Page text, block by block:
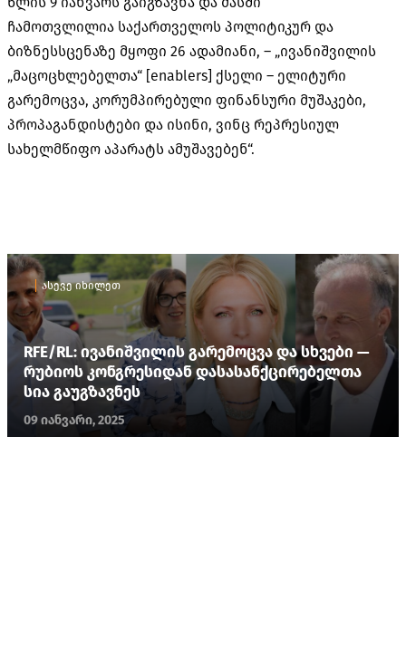
ჩამოთვლილია საქართველოს პოლიტიკურ და
ბიზნესსცენაზე მყოფი 26 ადამიანი, – „ივანიშვილის
„მაცოცხლებელთა“ [enablers] ქსელი – ელიტური
გარემოცვა, კორუმპირებული ფინანსური მუშაკები,
პროპაგანდისტები და ისინი, ვინც რეპრესიულ
სახელმწიფო აპარატს ამუშავებენ“.
ასევე იხილეთ
RFE/RL: ივანიშვილის გარემოცვა და სხვები —
რუბიოს კონგრესიდან დასასანქცირებელთა
სია გაუგზავნეს
09 იანვარი, 2025